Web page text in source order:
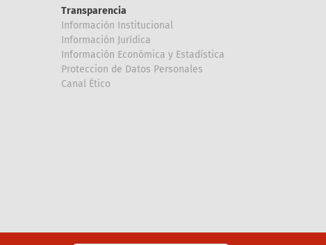
Transparencia
Información Institucional
Información Jurídica
Información Económica y Estadística
Proteccion de Datos Personales
Canal Ético